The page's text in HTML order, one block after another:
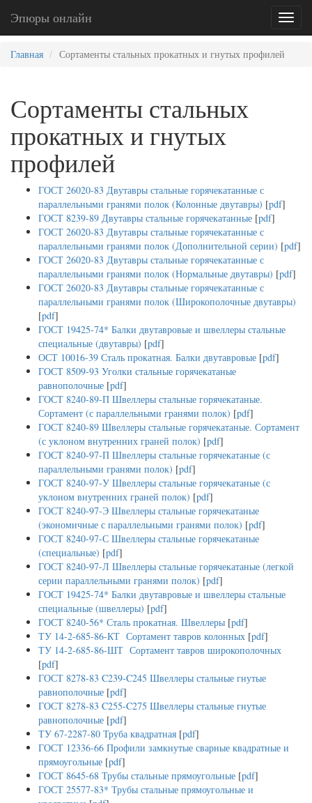
Toggle
Эпюры онлайн
Главная Сортаменты стальных прокатных и гнутых профилей
Сортаменты стальных
прокатных и гнутых
профилей
ГОСТ 26020-83 Двутавры стальные горячекатанные с
параллельными гранями полок (Колонные двутавры) [pdf]
ГОСТ 8239-89 Двутавры стальные горячекатанные [pdf]
ГОСТ 26020-83 Двутавры стальные горячекатанные с
параллельными гранями полок (Дополнительной серии) [pdf]
ГОСТ 26020-83 Двутавры стальные горячекатанные с
параллельными гранями полок (Нормальные двутавры) [pdf]
ГОСТ 26020-83 Двутавры стальные горячекатанные с
параллельными гранями полок (Широкополочные двутавры)
[pdf]
ГОСТ 19425-74* Балки двутавровые и швеллеры стальные
специальные (двутавры) [pdf]
ОСТ 10016-39 Сталь прокатная. Балки двутавровые [pdf]
ГОСТ 8509-93 Уголки стальные горячекатаные
равнополочные [pdf]
ГОСТ 8240-89-П Швеллеры стальные горячекатаные.
Сортамент (с параллельными гранями полок) [pdf]
ГОСТ 8240-89 Швеллеры стальные горячекатаные. Сортамент
(с уклоном внутренних граней полок) [pdf]
ГОСТ 8240-97-П Швеллеры стальные горячекатаные (с
параллельными гранями полок) [pdf]
ГОСТ 8240-97-У Швеллеры стальные горячекатаные (с
уклоном внутренних граней полок) [pdf]
ГОСТ 8240-97-Э Швеллеры стальные горячекатаные
(экономичные с параллельными гранями полок) [pdf]
ГОСТ 8240-97-С Швеллеры стальные горячекатаные
(специальные) [pdf]
ГОСТ 8240-97-Л Швеллеры стальные горячекатаные (легкой
серии параллельными гранями полок) [pdf]
ГОСТ 19425-74* Балки двутавровые и швеллеры стальные
специальные (швеллеры) [pdf]
ГОСТ 8240-56* Сталь прокатная. Швеллеры [pdf]
ТУ 14-2-685-86-КТ Сортамент тавров колонных [pdf]
ТУ 14-2-685-86-ШТ Сортамент тавров широкополочных
[pdf]
ГОСТ 8278-83 C239-C245 Швеллеры стальные гнутые
равнополочные [pdf]
ГОСТ 8278-83 C255-C275 Швеллеры стальные гнутые
равнополочные [pdf]
ТУ 67-2287-80 Труба квадратная [pdf]
ГОСТ 12336-66 Профили замкнутые сварные квадратные и
прямоугольные [pdf]
ГОСТ 8645-68 Трубы стальные прямоугольные [pdf]
ГОСТ 25577-83* Трубы стальные прямоугольные и